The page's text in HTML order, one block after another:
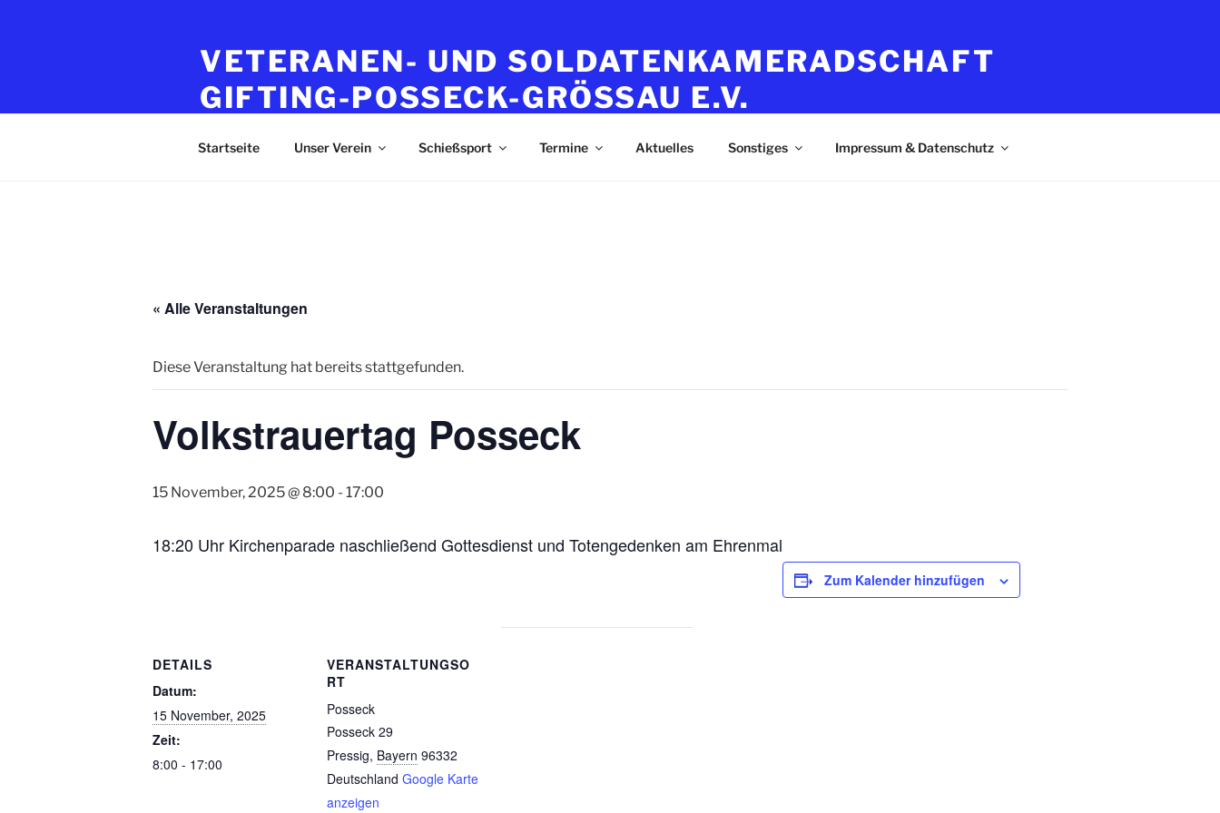
VETERANEN- UND SOLDATENKAMERADSCHAFT
GIFTING-POSSECK-GRÖSSAU E.V.
Startseite Unser Verein Schießsport Termine Aktuelles Sonstiges Impressum & Datenschutz
« Alle Veranstaltungen
Diese Veranstaltung hat bereits stattgefunden.
Volkstrauertag Posseck
15 November, 2025 @ 8:00 - 17:00
18:20 Uhr Kirchenparade naschließend Gottesdienst und Totengedenken am Ehrenmal
Zum Kalender hinzufügen
DETAILS
Datum:
15 November, 2025
Zeit:
8:00 - 17:00
VERANSTALTUNGSO
RT
Posseck
Posseck 29
Pressig, Bayern 96332
Deutschland Google Karte
anzeigen